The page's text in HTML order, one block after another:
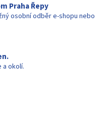
Praha Řepy
osobní odběr e-shopu nebo
a okolí.